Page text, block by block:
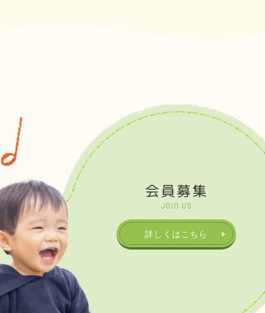
会員募集
JOIN US
詳しくはこちら